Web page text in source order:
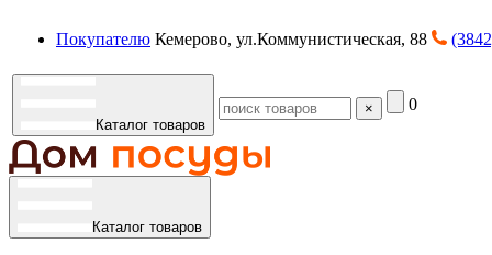
Покупателю Кемерово, ул.Коммунистическая, 88
Каталог товаров
× 0
Каталог товаров